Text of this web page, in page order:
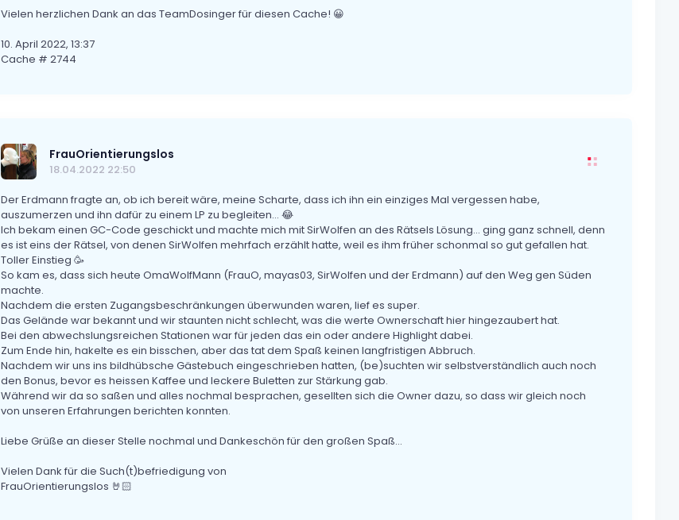
Vielen herzlichen Dank an das TeamDosinger für diesen Cache! 😀
10. April 2022, 13:37
Cache # 2744
FrauOrientierungslos
18.04.2022 22:50
Der Erdmann fragte an, ob ich bereit wäre, meine Scharte, dass ich ihn ein einziges Mal vergessen habe,
auszumerzen und ihn dafür zu einem LP zu begleiten… 😂
Ich bekam einen GC-Code geschickt und machte mich mit SirWolfen an des Rätsels Lösung… ging ganz schnell, denn
es ist eins der Rätsel, von denen SirWolfen mehrfach erzählt hatte, weil es ihm früher schonmal so gut gefallen hat.
Toller Einstieg 🥳
So kam es, dass sich heute OmaWolfMann (FrauO, mayas03, SirWolfen und der Erdmann) auf den Weg gen Süden
machte.
Nachdem die ersten Zugangsbeschränkungen überwunden waren, lief es super.
Das Gelände war bekannt und wir staunten nicht schlecht, was die werte Ownerschaft hier hingezaubert hat.
Bei den abwechslungsreichen Stationen war für jeden das ein oder andere Highlight dabei.
Zum Ende hin, hakelte es ein bisschen, aber das tat dem Spaß keinen langfristigen Abbruch.
Nachdem wir uns ins bildhübsche Gästebuch eingeschrieben hatten, (be)suchten wir selbstverständlich auch noch
den Bonus, bevor es heissen Kaffee und leckere Buletten zur Stärkung gab.
Während wir da so saßen und alles nochmal besprachen, gesellten sich die Owner dazu, so dass wir gleich noch
von unseren Erfahrungen berichten konnten.
Liebe Grüße an dieser Stelle nochmal und Dankeschön für den großen Spaß…
Vielen Dank für die Such(t)befriedigung von
FrauOrientierungslos 🤘🏻